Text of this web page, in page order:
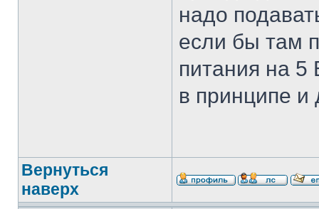
надо
если бы там
питания на
в принципе и
Вернуться
наверх